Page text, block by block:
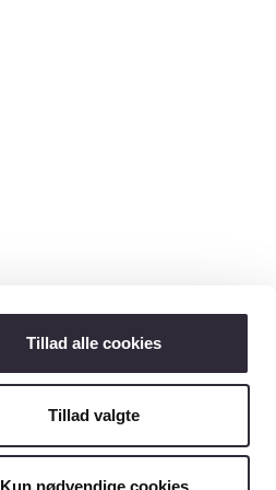
Tillad alle cookies
Tillad valgte
Kun nødvendige cookies